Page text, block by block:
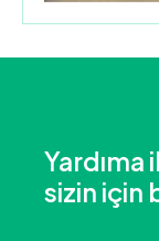
Yardıma
sizin için